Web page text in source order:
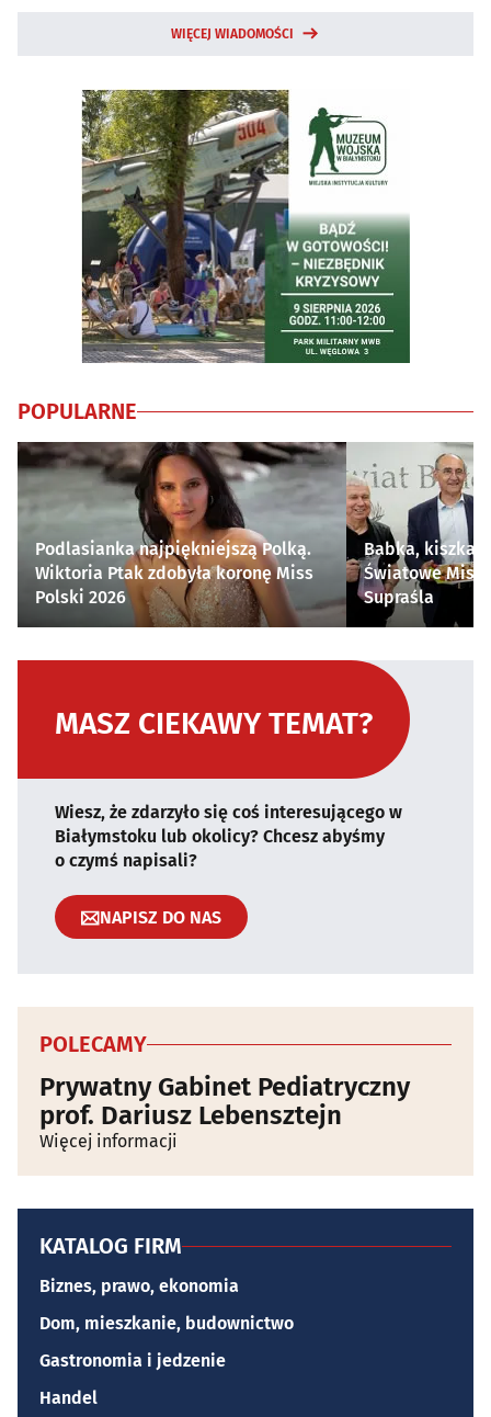
WIĘCEJ WIADOMOŚCI
POPULARNE
Podlasianka najpiękniejszą Polką.
Wiktoria Ptak zdobyła koronę Miss
Polski 2026
Babka, kiszka i
Światowe
Supraśla
MASZ CIEKAWY TEMAT?
Wiesz, że zdarzyło się coś interesującego w
Białymstoku lub okolicy? Chcesz abyśmy
o czymś napisali?
NAPISZ DO NAS
POLECAMY
Prywatny Gabinet Pediatryczny
prof. Dariusz Lebensztejn
Więcej informacji
KATALOG FIRM
Biznes, prawo, ekonomia
Dom, mieszkanie, budownictwo
Gastronomia i jedzenie
Handel